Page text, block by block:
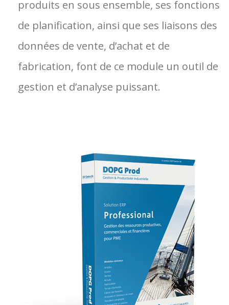
produits en sous ensemble, ses fonctions
de planification, ainsi que ses liaisons des
données de vente, d’achat et de
fabrication, font de ce module un outil de
gestion et d’analyse puissant.